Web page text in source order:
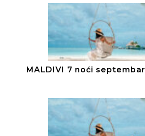
MALDIVI 7 noći septembar